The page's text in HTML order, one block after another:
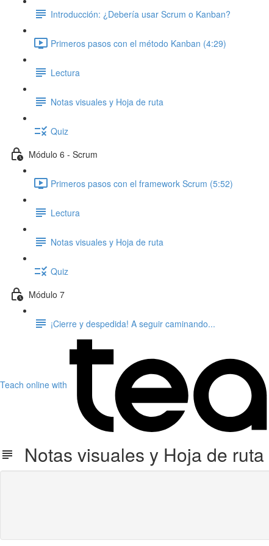
Introducción: ¿Debería usar Scrum o Kanban?
Primeros pasos con el método Kanban (4:29)
Lectura
Notas visuales y Hoja de ruta
Quiz
Módulo 6 - Scrum
Primeros pasos con el framework Scrum (5:52)
Lectura
Notas visuales y Hoja de ruta
Quiz
Módulo 7
¡Cierre y despedida! A seguir caminando...
Teach online with
Notas visuales y Hoja de ruta